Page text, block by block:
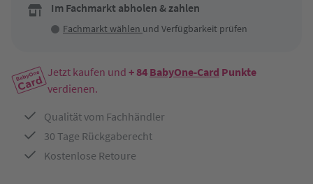
Im Fachmarkt abholen & zahlen
Fachmarkt wählen und Verfügbarkeit prüfen
Jetzt kaufen und + 84 BabyOne-Card Punkte
verdienen.
Qualität vom Fachhändler
30 Tage Rückgaberecht
Kostenlose Retoure